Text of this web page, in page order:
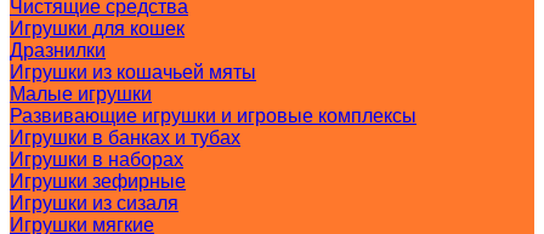
Чистящие средства
Игрушки для кошек
Дразнилки
Игрушки из кошачьей мяты
Малые игрушки
Развивающие игрушки и игровые комплексы
Игрушки в банках и тубах
Игрушки в наборах
Игрушки зефирные
Игрушки из сизаля
Игрушки мягкие